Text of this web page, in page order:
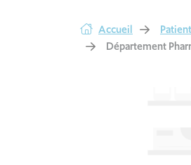
Accueil
Département